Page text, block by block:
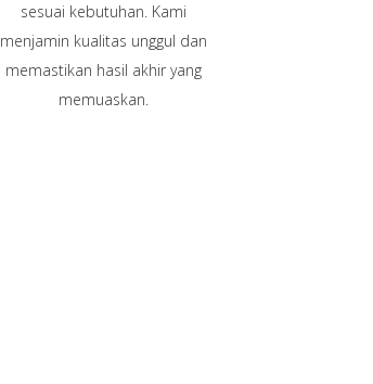
sesuai kebutuhan. Kami
menjamin kualitas unggul dan
memastikan hasil akhir yang
memuaskan.